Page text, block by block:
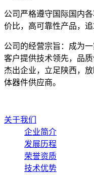
公司严格遵守国际国内
价比，高可靠性产品，
公司的经营宗旨：成为
客户提供技术领先，品
杰出企业，立足陕西，
体器件供应商。
关于我们
企业简介
发展历程
荣誉资质
技术优势